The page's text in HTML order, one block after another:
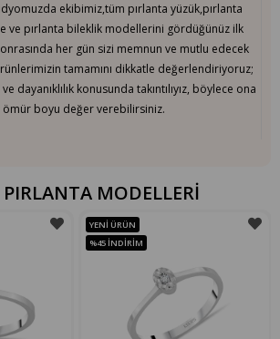
ekibimiz,tüm pırlanta yüzük,pırlanta
ve pırlanta bileklik modellerini gördüğünüz ilk
her gün sizi memnun ve mutlu edecek
tamamını dikkatle değerlendiriyoruz;
dayanıklılık konusunda takıntılıyız, böylece ona
ömür boyu değer verebilirsiniz.
MODELLERİ
YENI ÜRÜN
%45 İNDIRIM